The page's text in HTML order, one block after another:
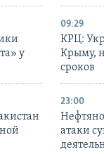
у
09:29
КРЦ:
Крыму,
сроков
23:00
атаки